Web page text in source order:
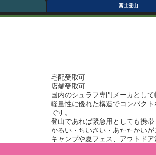
富士登山
宅配受取可
店舗受取可
国内のシュラフ専門メーカとし
軽量性に優れた構造でコンパク
です。
登山であれば緊急用としても携帯
かるい・ちいさい・あたたかいが
キャンプや夏フェス、アウトドア